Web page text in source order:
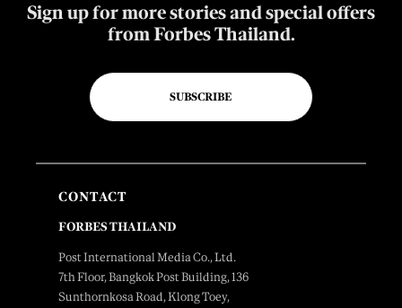
Sign up for more stories and special offers
from Forbes Thailand.
SUBSCRIBE
CONTACT
FORBES THAILAND
Post International Media Co., Ltd.
7th Floor, Bangkok Post Building, 136
Sunthornkosa Road, Klong Toey,